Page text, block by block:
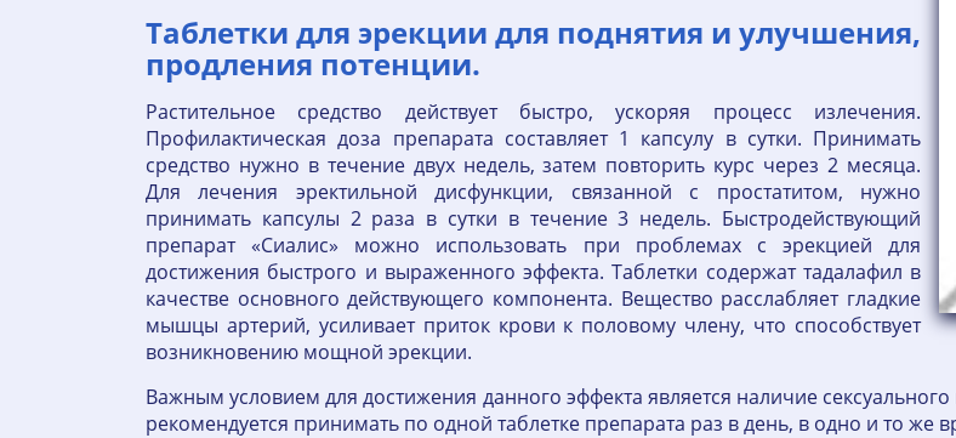
Таблетки для эрекции для поднятия и улучшения,
продления потенции.
Растительное средство действует быстро, ускоряя процесс излечения.
Профилактическая доза препарата составляет 1 капсулу в сутки. Принимать
средство нужно в течение двух недель, затем повторить курс через 2 месяца.
Для лечения эректильной дисфункции, связанной с простатитом, нужно
принимать капсулы 2 раза в сутки в течение 3 недель. Быстродействующий
препарат «Сиалис» можно использовать при проблемах с эрекцией для
достижения быстрого и выраженного эффекта. Таблетки содержат тадалафил в
качестве основного действующего компонента. Вещество расслабляет гладкие
мышцы артерий, усиливает приток крови к половому члену, что способствует
возникновению мощной эрекции.
Важным условием для достижения данного эффекта является наличие
рекомендуется принимать по одной таблетке препарата раз в день, в одно и то же